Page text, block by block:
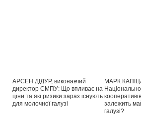
АРСЕН ДІДУР, виконавчий
директор СМПУ: Що впливає на
ціни та які ризики зараз існують
для молочної галузі
МАРК
залежить
галузі?